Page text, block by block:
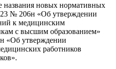
новых нормативных
№ 206н «Об утверждении
к медицинским
с высшим образованием»
«Об утверждении
работников